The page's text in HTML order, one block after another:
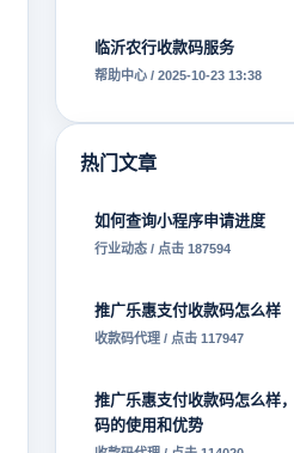
临沂农行收款码服务
帮助中心 / 2025-10-23 13:38
热门文章
如何查询小程序申请进度
行业动态 / 点击 187594
推广乐惠支付收款码怎么样
收款码代理 / 点击 117947
推广乐惠支付收款码怎么样
码的使用和优势